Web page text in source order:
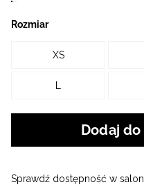
Rozmiar
XS
L
Dodaj do
Sprawdź dostępność w